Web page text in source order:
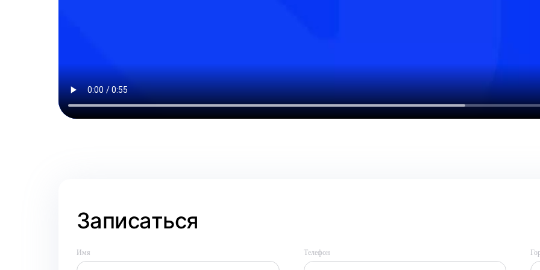
Записаться
Имя Телефон